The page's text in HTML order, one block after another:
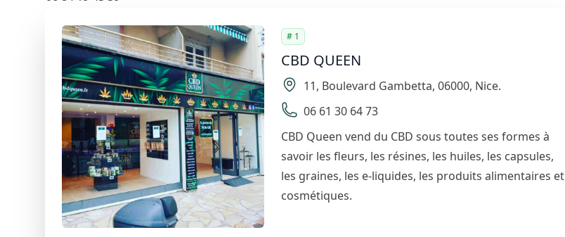
Voir la fiche détaillée
Wood Shop
7 Rue Barla, 06300 Nice, France
04 22 16 35 70
Voir la fiche détaillée
High Society
90 Boulevard de Cessole, 06100 Nice, France
09 83 28 92 93
Voir la fiche détaillée
MRS GREEN
# 1
CBD QUEEN
11, Boulevard Gambetta, 06000, Nice.
06 61 30 64 73
CBD Queen vend du CBD sous toutes ses formes à
savoir les fleurs, les résines, les huiles, les capsules,
les graines, les e-liquides, les produits alimentaires et
cosmétiques.